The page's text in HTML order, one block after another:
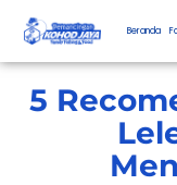
Beranda
5